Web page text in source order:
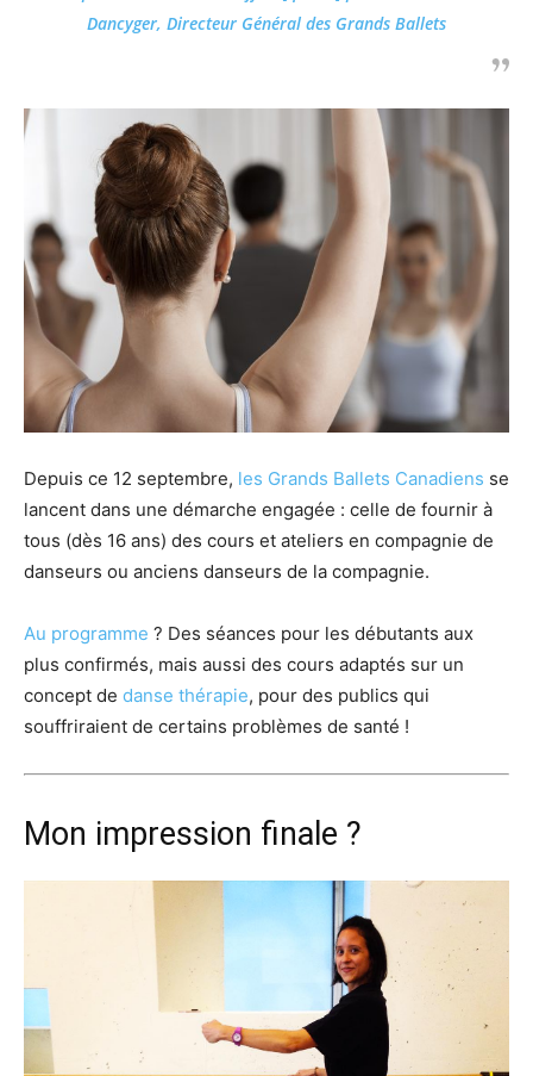
Dancyger, Directeur Général des Grands Ballets
Depuis ce 12 septembre, les Grands Ballets Canadiens se
lancent dans une démarche engagée : celle de fournir à
tous (dès 16 ans) des cours et ateliers en compagnie de
danseurs ou anciens danseurs de la compagnie.
Au programme ? Des séances pour les débutants aux
plus confirmés, mais aussi des cours adaptés sur un
concept de danse thérapie, pour des publics qui
souffriraient de certains problèmes de santé !
Mon impression finale ?